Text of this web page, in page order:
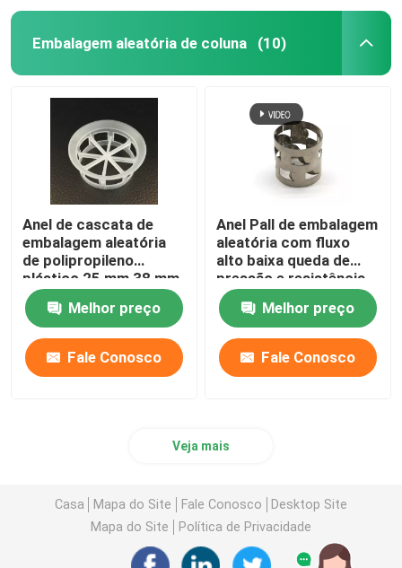
Embalagem aleatória de coluna (10)
Anel de cascata de
embalagem aleatória
de polipropileno
plástico 25 mm 38 mm
50 mm 76 mm
Melhor preço
Fale Conosco
Anel Pall de embalagem
aleatória com fluxo
alto baixa queda de
pressão e resistência
Melhor preço
Fale Conosco
Veja mais
Casa Mapa do Site Fale Conosco
Desktop Site
Mapa do Site
Política de Privacidade